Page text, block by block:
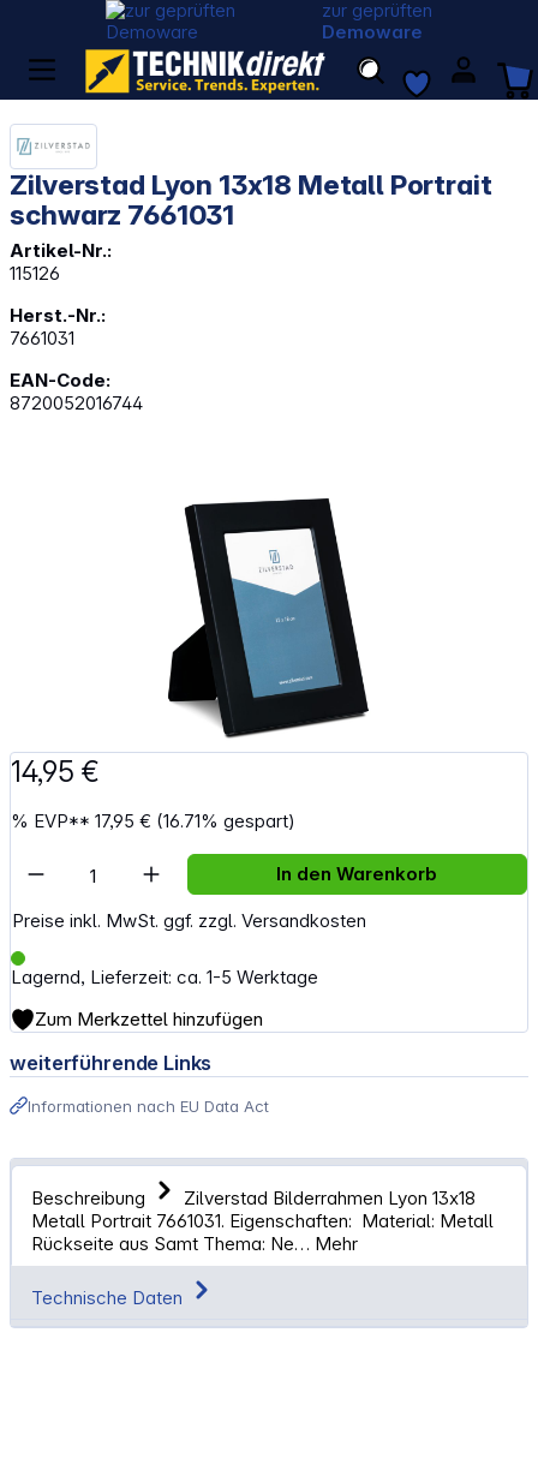
zur geprüften
Demoware
Zilverstad Lyon 13x18 Metall Portrait
schwarz 7661031
Artikel-Nr.:
115126
Herst.-Nr.:
7661031
EAN-Code:
8720052016744
14,95 €
% EVP**17,95 € (16.71% gespart)
Preise inkl. MwSt. ggf. zzgl. Versandkosten
Lagernd, Lieferzeit: ca. 1-5 Werktage
Artikel Anzahl: Gib den gewünschten
In den Warenkorb
Zum Merkzettel hinzufügen
weiterführende Links
Informationen nach EU Data Act
Beschreibung
Zilverstad Bilderrahmen Lyon 13x18
Metall Portrait 7661031. Eigenschaften: Material: Metall
Rückseite aus Samt Thema: Ne… Mehr
Technische Daten